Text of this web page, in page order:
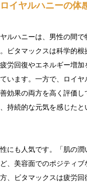
イヤルハニーの体
ルハニーは、男性の間
ビタマックスは科学的
労回復やエネルギー増加
います。一方で、ロイ
効果の両方を高く評価し
持続的な元気を感じたと
にも人気です。「肌の
、美容面でのポジティ
、ビタマックスは疲労回